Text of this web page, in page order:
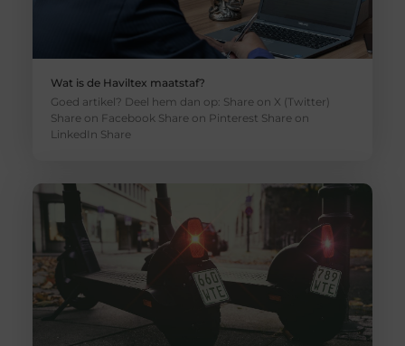
Wat is de Haviltex maatstaf?
Goed artikel? Deel hem dan op: Share on X (Twitter)
Share on Facebook Share on Pinterest Share on
LinkedIn Share